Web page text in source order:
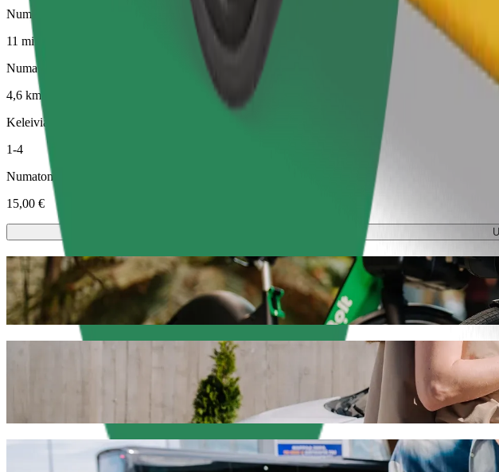
Numatoma kelionės trukmė
11 min.
Numatomas atstumas
4,6 km
Keleiviai
1-4
Numatoma kaina
15,00 €
Paspirtukai ir el. dviračiai
Mieste keliaukite paspirtuku arba el. dviračiu
Atsisiųsti programėlę „Bolt“
Nuo Espace KorriGo STAR BreizhGo iki Le Trégor
Norite pasiekti Le Trégor už geresnę kainą? Rinkitės „Bolt“ pavėžėjimo paslaugas. Su „Bolt“
„Bolt“ paslaugos kelionei iš Espace KorriGo STAR